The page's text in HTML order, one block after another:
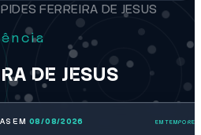
FERREIRA DE JESUS
DE JESUS
EM 08/08/2026